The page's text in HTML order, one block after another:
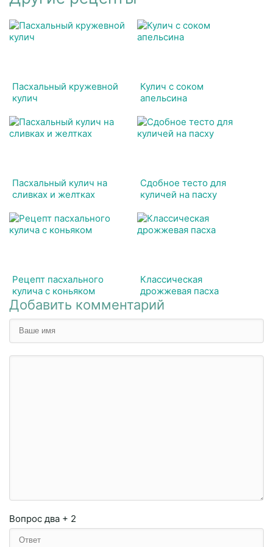
Пасхальный кружевной
кулич
Кулич с соком
апельсина
Пасхальный кулич на
сливках и желтках
Сдобное тесто для
куличей на пасху
Рецепт пасхального
кулича с коньяком
Классическая
дрожжевая пасха
Добавить комментарий
Вопрос два + 2